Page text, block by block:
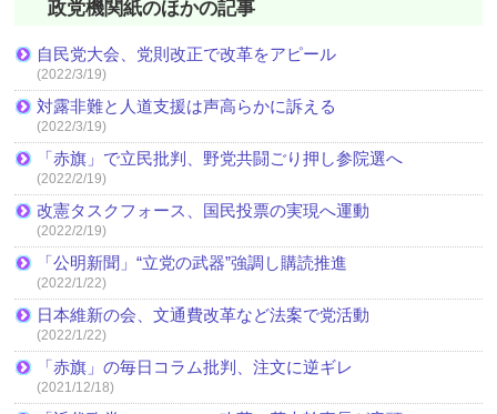
政党機関紙のほかの記事
自民党大会、党則改正で改革をアピール
(2022/3/19)
対露非難と人道支援は声高らかに訴える
(2022/3/19)
「赤旗」で立民批判、野党共闘ごり押し参院選へ
(2022/2/19)
改憲タスクフォース、国民投票の実現へ運動
(2022/2/19)
「公明新聞」“立党の武器”強調し購読推進
(2022/1/22)
日本維新の会、文通費改革など法案で党活動
(2022/1/22)
「赤旗」の毎日コラム批判、注文に逆ギレ
(2021/12/18)